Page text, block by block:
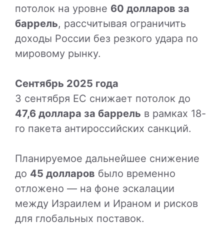
потолок на уровне 60 долларов за
баррель, рассчитывая ограничить
доходы России без резкого удара по
мировому рынку.
Сентябрь 2025 года
3 сентября ЕС снижает потолок до
47,6 доллара за баррель в рамках 18-
го пакета антироссийских санкций.
Планируемое дальнейшее снижение
до 45 долларов было временно
отложено — на фоне эскалации
между Израилем и Ираном и рисков
для глобальных поставок.